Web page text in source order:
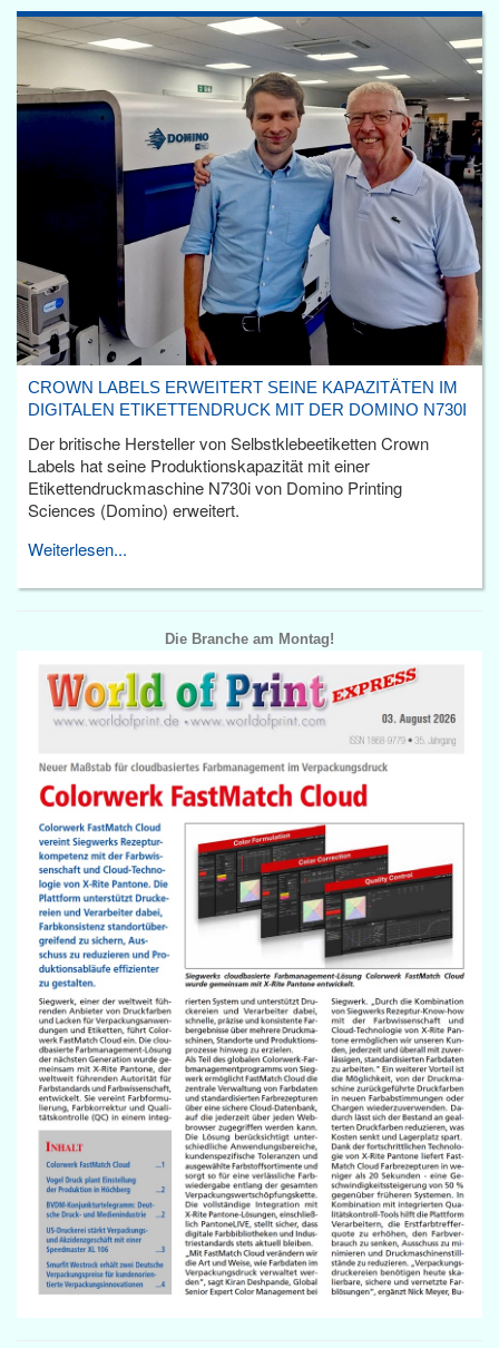
CROWN LABELS ERWEITERT SEINE KAPAZITÄTEN IM
DIGITALEN ETIKETTENDRUCK MIT DER DOMINO N730I
Der britische Hersteller von Selbstklebeetiketten Crown
Labels hat seine Produktionskapazität mit einer
Etikettendruckmaschine N730i von Domino Printing
Sciences (Domino) erweitert.
Weiterlesen...
Die Branche am Montag!